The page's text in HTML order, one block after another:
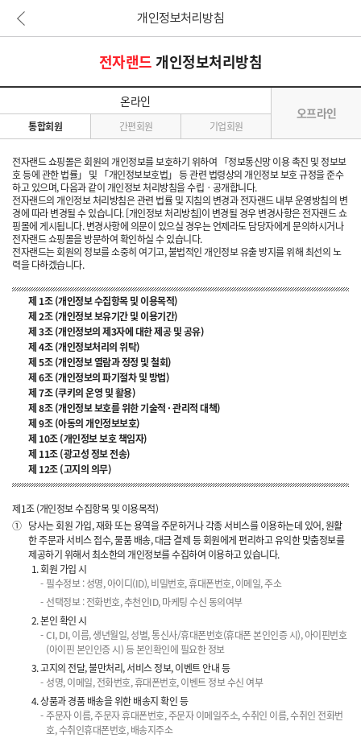
본문 바로가기
개인정보처리방침
전자랜드개인정보처리방침
온라인
오프라인
통합회원 간편회원 기업회원
전자랜드 쇼핑몰은 회원의 개인정보를 보호하기 위하여 「정보통신망 이용 촉진 및 정보보
호 등에 관한 법률」 및 「개인정보보호법」 등 관련 법령상의 개인정보 보호 규정을 준수
하고 있으며, 다음과 같이 개인정보 처리방침을 수립ㆍ공개합니다.
전자랜드의 개인정보 처리방침은 관련 법률 및 지침의 변경과 전자랜드 내부 운영방침의 변
경에 따라 변경될 수 있습니다. [개인정보 처리방침]이 변경될 경우 변경사항은 전자랜드 쇼
핑몰에 게시됩니다. 변경사항에 의문이 있으실 경우는 언제라도 담당자에게 문의하시거나
전자랜드 쇼핑몰을 방문하여 확인하실 수 있습니다.
전자랜드는 회원의 정보를 소중히 여기고, 불법적인 개인정보 유출 방지를 위해 최선의 노
력을 다하겠습니다.
제 1조 (개인정보 수집항목 및 이용목적)
제 2조 (개인정보 보유기간 및 이용기간)
제 3조 (개인정보의 제3자에 대한 제공 및 공유)
제 4조 (개인정보처리의 위탁)
제 5조 (개인정보 열람과 정정 및 철회)
제 6조 (개인정보의 파기절차 및 방법)
제 7조 (쿠키의 운영 및 활용)
제 8조 (개인정보 보호를 위한 기술적 · 관리적 대책)
제 9조 (아동의 개인정보보호)
제 10조 (개인정보 보호 책임자)
제 11조 (광고성 정보 전송)
제 12조 (고지의 의무)
제1조 (개인정보 수집항목 및 이용목적)
① 당사는 회원 가입, 재화 또는 용역을 주문하거나 각종 서비스를 이용하는데 있어, 원활
한 주문과 서비스 접수, 물품 배송, 대금 결제 등 회원에게 편리하고 유익한 맞춤정보를
제공하기 위해서 최소한의 개인정보를 수집하여 이용하고 있습니다.
회원 가입 시
필수정보 : 성명, 아이디(ID), 비밀번호, 휴대폰번호, 이메일, 주소
선택정보 : 전화번호, 추천인ID, 마케팅 수신 동의여부
본인 확인 시
CI, DI, 이름, 생년월일, 성별, 통신사/휴대폰번호(휴대폰 본인인증 시), 아이핀번호
(아이핀 본인인증 시) 등 본인확인에 필요한 정보
고지의 전달, 불만처리, 서비스 정보, 이벤트 안내 등
성명, 이메일, 전화번호, 휴대폰번호, 이벤트 정보 수신 여부
상품과 경품 배송을 위한 배송지 확인 등
주문자 이름, 주문자 휴대폰번호, 주문자 이메일주소, 수취인 이름, 수취인 전화번
호, 수취인휴대폰번호, 배송지주소